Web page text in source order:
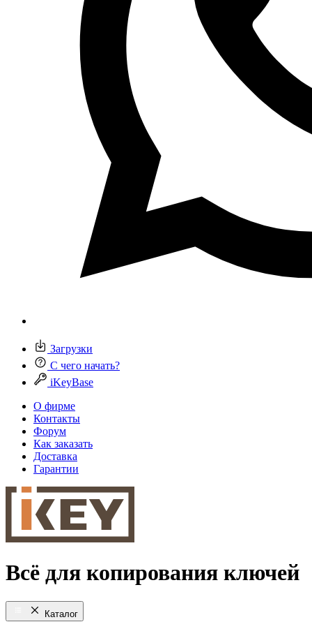
Загрузки
С чего начать?
iKeyBase
О фирме
Контакты
Форум
Как заказать
Доставка
Гарантии
Всё для копирования ключей
Каталог